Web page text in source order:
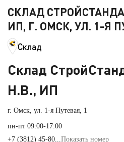
СКЛАД
ИП, Г. ОМСК, УЛ. 1-Я
Склад
Склад
Н.В., ИП
г. Омск, ул. 1-я Путевая, 1
пн-пт 09:00-17:00
+7 (3812) 45-80...Показать номер